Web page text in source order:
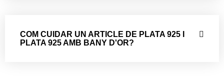
COM CUIDAR UN ARTICLE DE PLATA 925 I
PLATA 925 AMB BANY D'OR?